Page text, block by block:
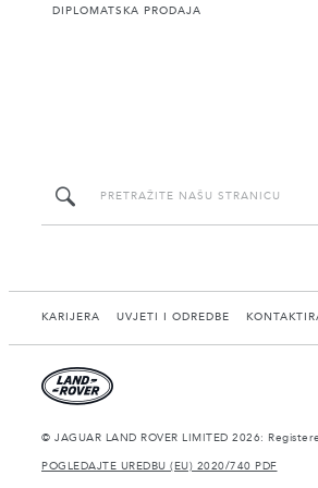
DIPLOMATSKA PRODAJA
KARIJERA UVJETI I ODREDBE
© JAGUAR LAND ROVER LIMITED 2026:
POGLEDAJTE UREDBU (EU) 2020/740 PDF